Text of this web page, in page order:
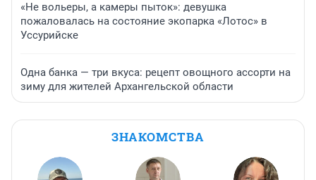
«Не вольеры, а камеры пыток»: девушка
пожаловалась на состояние экопарка «Лотос» в
Уссурийске
Одна банка — три вкуса: рецепт овощного ассорти на
зиму для жителей Архангельской области
ЗНАКОМСТВА